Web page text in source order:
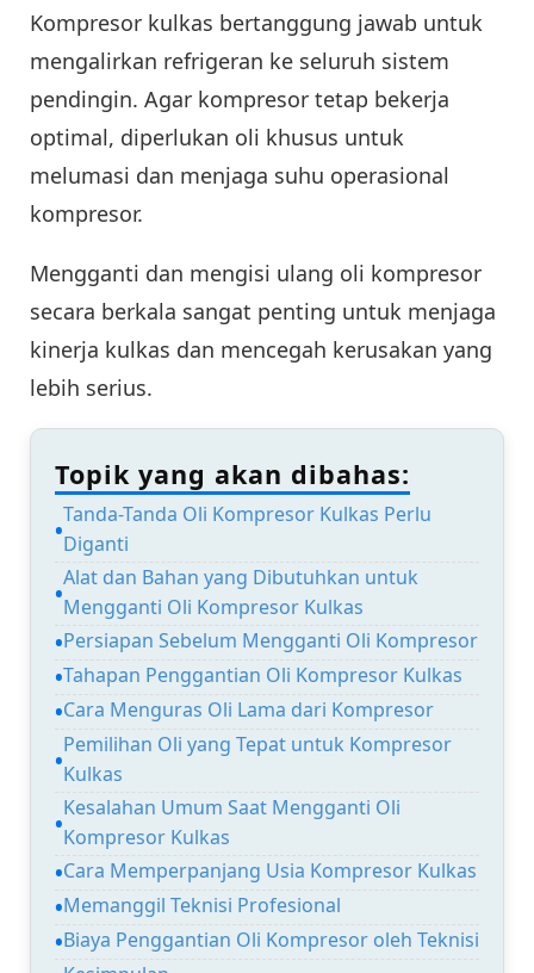
Kompresor kulkas bertanggung jawab untuk
mengalirkan refrigeran ke seluruh sistem
pendingin. Agar kompresor tetap bekerja
optimal, diperlukan oli khusus untuk
melumasi dan menjaga suhu operasional
kompresor.
Mengganti dan mengisi ulang oli kompresor
secara berkala sangat penting untuk menjaga
kinerja kulkas dan mencegah kerusakan yang
lebih serius.
Topik yang akan dibahas:
Tanda-Tanda Oli Kompresor Kulkas Perlu
Diganti
Alat dan Bahan yang Dibutuhkan untuk
Mengganti Oli Kompresor Kulkas
Persiapan Sebelum Mengganti Oli Kompresor
Tahapan Penggantian Oli Kompresor Kulkas
Cara Menguras Oli Lama dari Kompresor
Pemilihan Oli yang Tepat untuk Kompresor
Kulkas
Kesalahan Umum Saat Mengganti Oli
Kompresor Kulkas
Cara Memperpanjang Usia Kompresor Kulkas
Memanggil Teknisi Profesional
Biaya Penggantian Oli Kompresor oleh Teknisi